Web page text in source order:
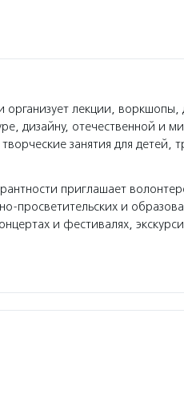
организует лекции, воркшопы,
дизайну, отечественной и
занятия для детей,
приглашает
просветительских и
и фестивалях,